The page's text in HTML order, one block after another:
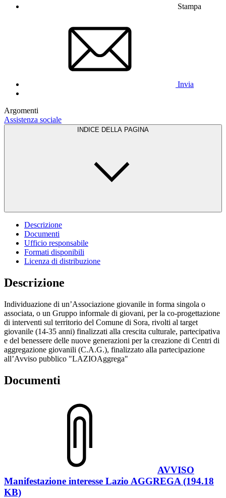
Stampa
Invia
Argomenti
Assistenza sociale
INDICE DELLA PAGINA
Descrizione
Documenti
Ufficio responsabile
Formati disponibili
Licenza di distribuzione
Descrizione
Individuazione di un’Associazione giovanile in forma singola o
associata, o un Gruppo informale di giovani, per la co-progettazione
di interventi sul territorio del Comune di Sora, rivolti al target
giovanile (14-35 anni) finalizzati alla crescita culturale, partecipativa
e del benessere delle nuove generazioni per la creazione di Centri di
aggregazione giovanili (C.A.G.), finalizzato alla partecipazione
all’Avviso pubblico "LAZIOAggrega"
Documenti
AVVISO
Manifestazione interesse Lazio AGGREGA (194.18
KB)